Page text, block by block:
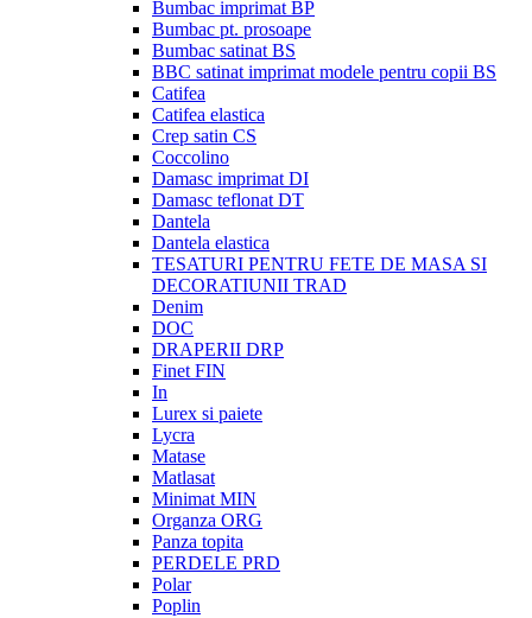
Bumbac imprimat BP
Bumbac pt. prosoape
Bumbac satinat BS
BBC satinat imprimat modele pentru copii BS
Catifea
Catifea elastica
Crep satin CS
Coccolino
Damasc imprimat DI
Damasc teflonat DT
Dantela
Dantela elastica
TESATURI PENTRU FETE DE MASA SI
DECORATIUNII TRAD
Denim
DOC
DRAPERII DRP
Finet FIN
In
Lurex si paiete
Lycra
Matase
Matlasat
Minimat MIN
Organza ORG
Panza topita
PERDELE PRD
Polar
Poplin